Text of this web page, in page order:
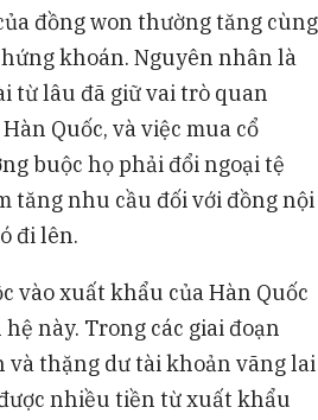
đồng won thường tăng cùng
khoán. Nguyên nhân là
từ lâu đã giữ vai trò quan
Quốc, và việc mua cổ
buộc họ phải đổi ngoại tệ
tăng nhu cầu đối với đồng nội
đi lên.
vào xuất khẩu của Hàn Quốc
này. Trong các giai đoạn
thặng dư tài khoản vãng lai
nhiều tiền từ xuất khẩu